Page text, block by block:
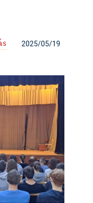
2025/05/19